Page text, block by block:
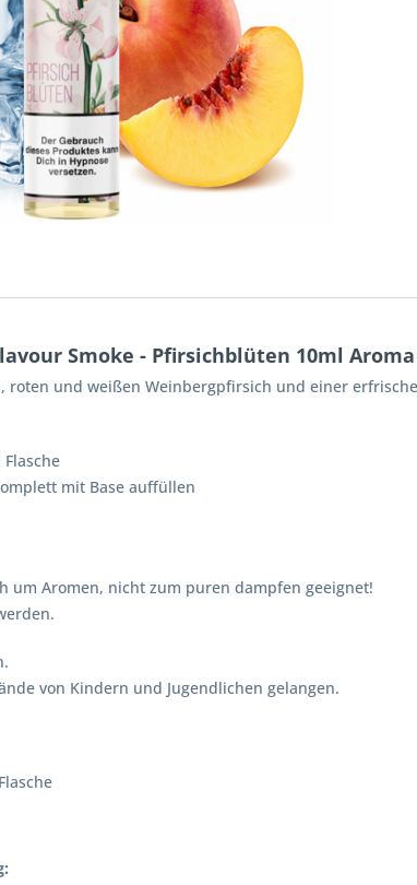
Smoke - Pfirsichblüten 10ml
roten und weißen Weinbergpfirsich und einer
mit Base auffüllen
um Aromen, nicht zum puren dampfen geeignet!
von Kindern und Jugendlichen gelangen.